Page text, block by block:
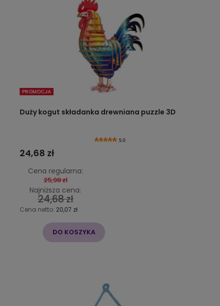
Duży kogut składanka drewniana puzzle 3D
5.0
24,68 zł
Cena regularna:
25,98 zł
Najniższa cena:
24,68 zł
Cena netto: 20,07 zł
DO KOSZYKA
PROMOCJA